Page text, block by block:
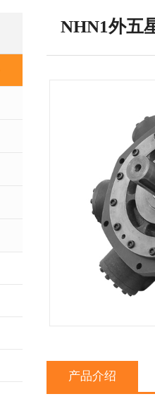
NHN1外五
产品介绍